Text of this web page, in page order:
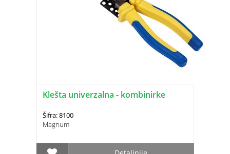
Klešta univerzalna - kombinirke
Šifra: 8100
Magnum